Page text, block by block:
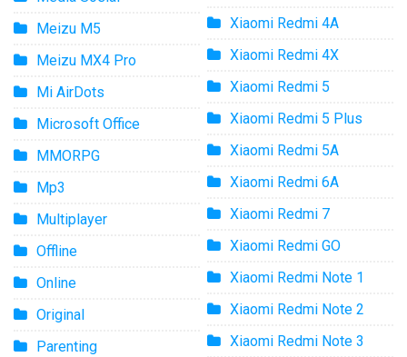
Meizu M5
Meizu MX4 Pro
Mi AirDots
Microsoft Office
MMORPG
Mp3
Multiplayer
Offline
Online
Original
Parenting
Xiaomi Redmi 4A
Xiaomi Redmi 4X
Xiaomi Redmi 5
Xiaomi Redmi 5 Plus
Xiaomi Redmi 5A
Xiaomi Redmi 6A
Xiaomi Redmi 7
Xiaomi Redmi GO
Xiaomi Redmi Note 1
Xiaomi Redmi Note 2
Xiaomi Redmi Note 3